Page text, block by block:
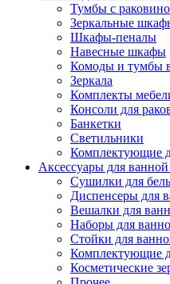
Тумбы с
Зеркальные
Шкафы-пеналы
Навесные шкафы
Комоды и тумбы
Зеркала
Комплекты
Консоли для
Банкетки
Светильники
Комплектующие
Аксессуары для
Сушилки для
Диспенсеры для
Вешалки для
Наборы для
Стойки для
Комплектующие
Косметические